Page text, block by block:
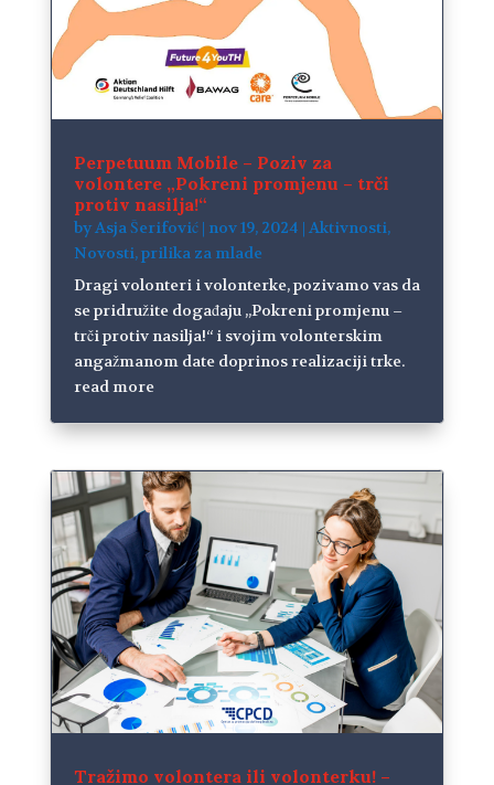
Perpetuum Mobile – Poziv za
volontere „Pokreni promjenu – trči
protiv nasilja!“
byAsja Šerifović| nov 19, 2024 | Aktivnosti,
Novosti,prilika za mlade
Dragi volonteri i volonterke, pozivamo vas da
se pridružite događaju „Pokreni promjenu –
trči protiv nasilja!“ i svojim volonterskim
angažmanom date doprinos realizaciji trke.
read more
Tražimo volontera ili volonterku! –